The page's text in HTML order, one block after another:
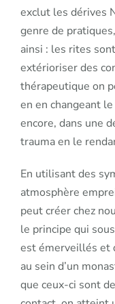
exclut les dérives
genre de
ainsi : les rites
extérioriser des
thérapeutique on
en en changeant
encore, dans une
trauma en le
En utilisant des
atmosphère
peut créer chez
le principe qui
est émerveillés et
au sein d’un
que ceux-ci sont